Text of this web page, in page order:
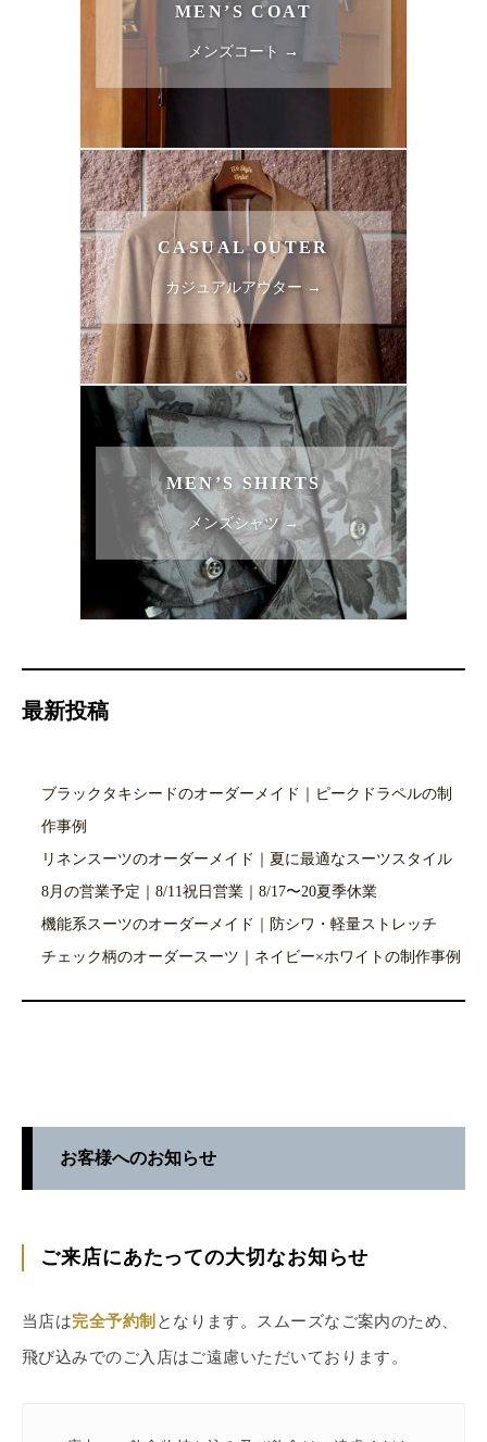
MEN’S COAT
メンズコート →
CASUAL OUTER
カジュアルアウター →
MEN’S SHIRTS
メンズシャツ →
最新投稿
ブラックタキシードのオーダーメイド｜ピークドラペルの制
作事例
リネンスーツのオーダーメイド｜夏に最適なスーツスタイル
8月の営業予定｜8/11祝日営業｜8/17〜20夏季休業
機能系スーツのオーダーメイド｜防シワ・軽量ストレッチ
チェック柄のオーダースーツ｜ネイビー×ホワイトの制作事例
お客様へのお知らせ
ご来店にあたっての大切なお知らせ
当店は完全予約制 となります。スムーズなご案内のため、
飛び込みでのご入店はご遠慮いただいております。